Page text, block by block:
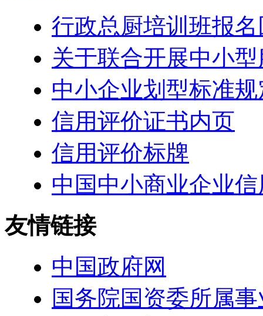
行政总厨培训班报
关于联合开展中小
中小企业划型标准规
信用评价证书内页
信用评价标牌
中国中小商业企业
友情链接
中国政府网
国务院国资委所属